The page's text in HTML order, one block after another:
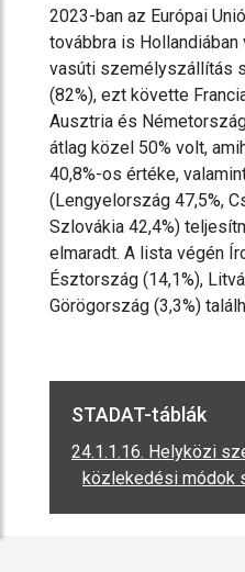
2023-ban az Európai
továbbra is
vasúti személyszállítás
(82%), ezt követte
Ausztria és
átlag közel 50% volt,
40,8%-os értéke,
(Lengyelország 47,5%,
Szlovákia 42,4%)
elmaradt. A lista végén
Észtország (14,1%),
Görögország (3,3%)
STADAT-táblák
24.1.1.16. Helyközi
közlekedési módok